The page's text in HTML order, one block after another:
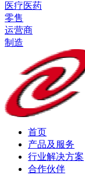
医疗医药
零售
运营商
制造
首页
产品及服务
行业解决方案
合作伙伴